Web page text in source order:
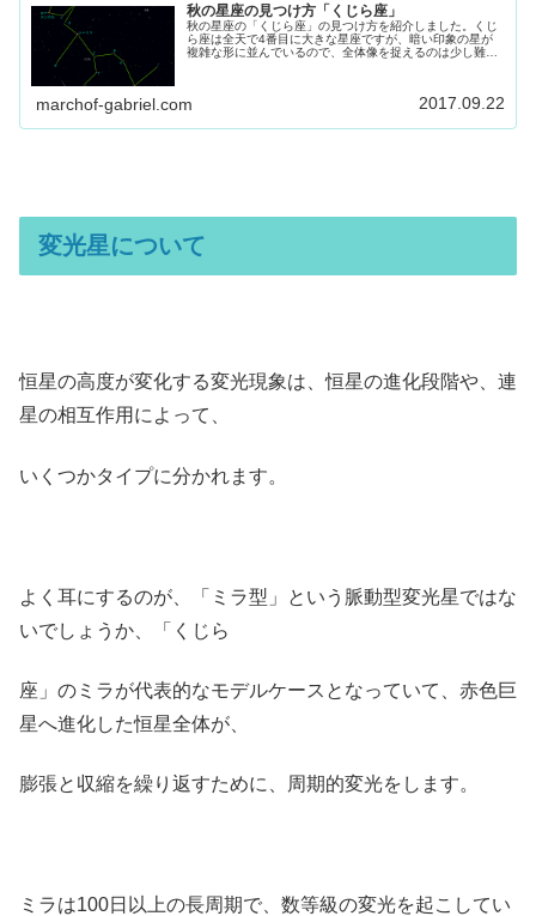
秋の星座の見つけ方「くじら座」
秋の星座の「くじら座」の見つけ方を紹介しました。くじ
ら座は全天で4番目に大きな星座ですが、暗い印象の星が
複雑な形に並んでいるので、全体像を捉えるのは少し難し
marchof-gabriel.com 2017.09.22
変光星について
恒星の高度が変化する変光現象は、恒星の進化段階や、連
星の相互作用によって、
いくつかタイプに分かれます。
よく耳にするのが、「ミラ型」という脈動型変光星ではな
いでしょうか、「くじら
座」のミラが代表的なモデルケースとなっていて、赤色巨
星へ進化した恒星全体が、
膨張と収縮を繰り返すために、周期的変光をします。
ミラは100日以上の長周期で、数等級の変光を起こしてい